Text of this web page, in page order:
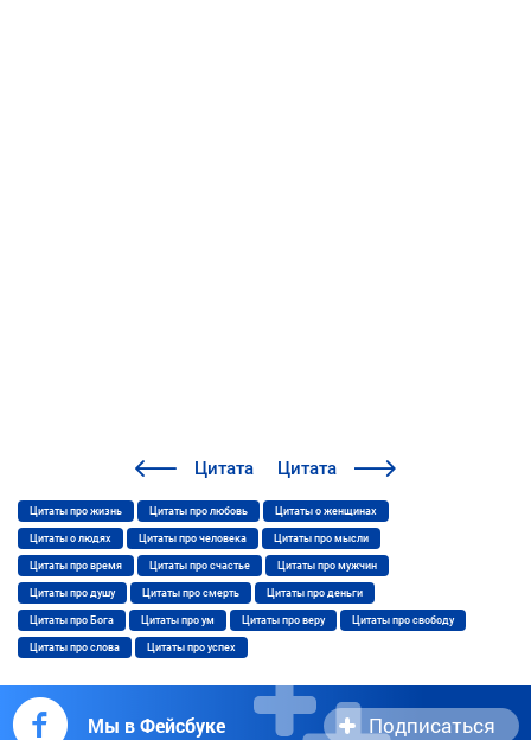
Цитата Цитата
Цитаты про жизнь Цитаты про любовь Цитаты о женщинах
Цитаты о людях Цитаты про человека Цитаты про мысли
Цитаты про время Цитаты про счастье Цитаты про мужчин
Цитаты про душу Цитаты про смерть Цитаты про деньги
Цитаты про Бога Цитаты про ум Цитаты про веру Цитаты про свободу
Цитаты про слова Цитаты про успех
Мы в Фейсбуке Подписаться